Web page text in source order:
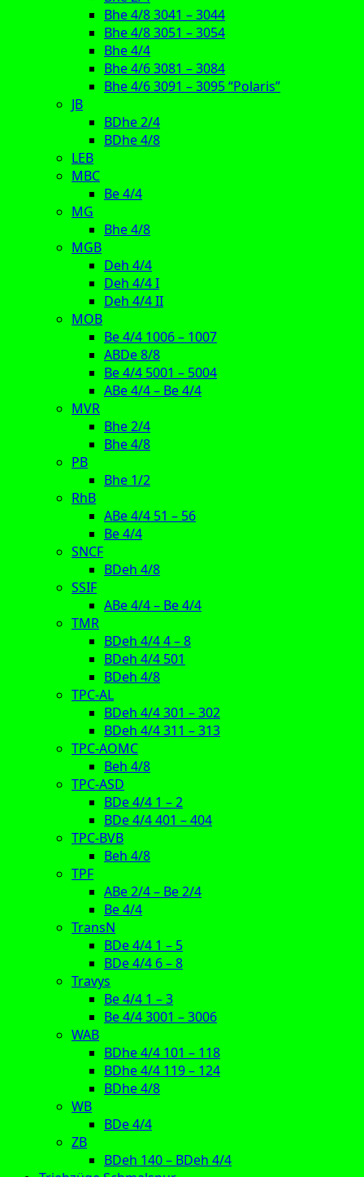
Bhe 4/8 3041 – 3044
Bhe 4/8 3051 – 3054
Bhe 4/4
Bhe 4/6 3081 – 3084
Bhe 4/6 3091 – 3095 “Polaris”
JB
BDhe 2/4
BDhe 4/8
LEB
MBC
Be 4/4
MG
Bhe 4/8
MGB
Deh 4/4
Deh 4/4 I
Deh 4/4 II
MOB
Be 4/4 1006 – 1007
ABDe 8/8
Be 4/4 5001 – 5004
ABe 4/4 – Be 4/4
MVR
Bhe 2/4
Bhe 4/8
PB
Bhe 1/2
RhB
ABe 4/4 51 – 56
Be 4/4
SNCF
BDeh 4/8
SSIF
ABe 4/4 – Be 4/4
TMR
BDeh 4/4 4 – 8
BDeh 4/4 501
BDeh 4/8
TPC-AL
BDeh 4/4 301 – 302
BDeh 4/4 311 – 313
TPC-AOMC
Beh 4/8
TPC-ASD
BDe 4/4 1 – 2
BDe 4/4 401 – 404
TPC-BVB
Beh 4/8
TPF
ABe 2/4 – Be 2/4
Be 4/4
TransN
BDe 4/4 1 – 5
BDe 4/4 6 – 8
Travys
Be 4/4 1 – 3
Be 4/4 3001 – 3006
WAB
BDhe 4/4 101 – 118
BDhe 4/4 119 – 124
BDhe 4/8
WB
BDe 4/4
ZB
BDeh 140 – BDeh 4/4